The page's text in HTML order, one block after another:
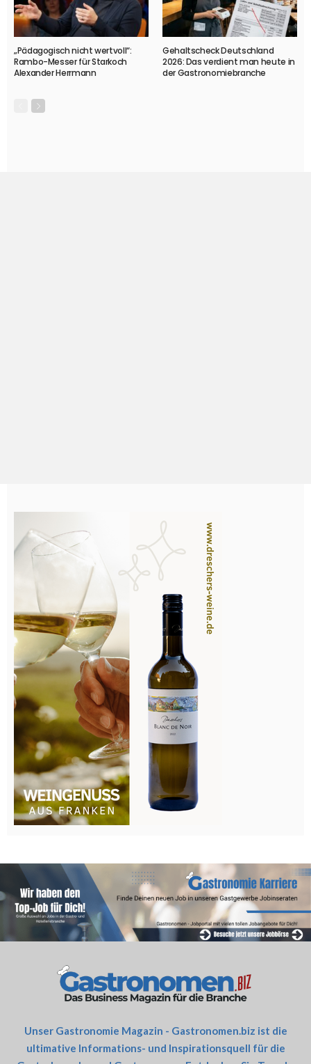
„Pädagogisch nicht wertvoll“:
Rambo-Messer für Starkoch
Alexander Herrmann
Gehaltscheck Deutschland
2026: Das verdient man heute in
der Gastronomiebranche
Unser Gastronomie Magazin - Gastronomen.biz ist die
ultimative Informations- und Inspirationsquell für die